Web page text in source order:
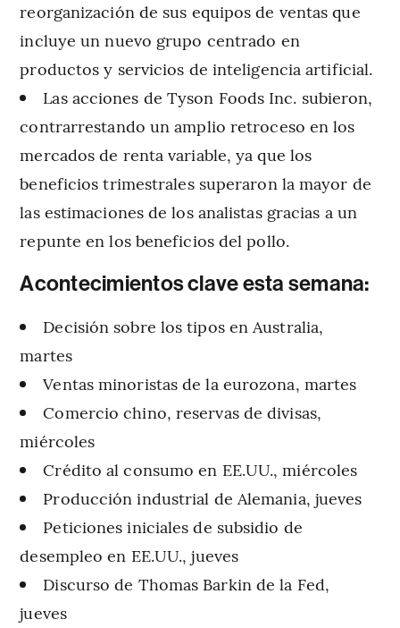
reorganización de sus equipos de ventas que
incluye un nuevo grupo centrado en
productos y servicios de inteligencia artificial.
Las acciones de Tyson Foods Inc. subieron,
contrarrestando un amplio retroceso en los
mercados de renta variable, ya que los
beneficios trimestrales superaron la mayor de
las estimaciones de los analistas gracias a un
repunte en los beneficios del pollo.
Acontecimientos clave esta semana:
Decisión sobre los tipos en Australia,
martes
Ventas minoristas de la eurozona, martes
Comercio chino, reservas de divisas,
miércoles
Crédito al consumo en EE.UU., miércoles
Producción industrial de Alemania, jueves
Peticiones iniciales de subsidio de
desempleo en EE.UU., jueves
Discurso de Thomas Barkin de la Fed,
jueves